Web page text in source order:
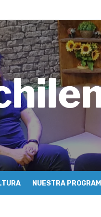
de Economía y Obras
de Mundo Móvil y
Sonido en torno a la
Rafael Guendelman
cómo se hace televisión
y escuela comunitaria
con María Lina Fermandois y
participativa del Plan
en su segunda clasificatoria
– Cecilia Araneda
NUESTRA